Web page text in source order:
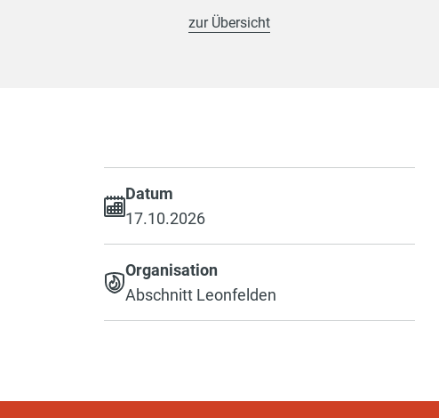
zur Übersicht
Datum
17.10.2026
Organisation
Abschnitt Leonfelden